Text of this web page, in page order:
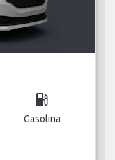
local_gas_station
Gasolina